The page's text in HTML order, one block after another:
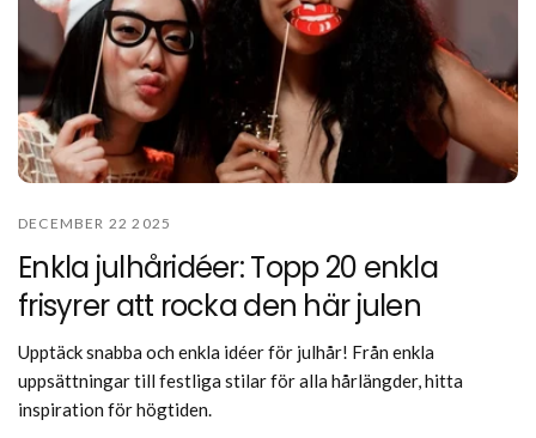
DECEMBER 22 2025
Enkla julhåridéer: Topp 20 enkla
frisyrer att rocka den här julen
Upptäck snabba och enkla idéer för julhår! Från enkla
uppsättningar till festliga stilar för alla hårlängder, hitta
inspiration för högtiden.